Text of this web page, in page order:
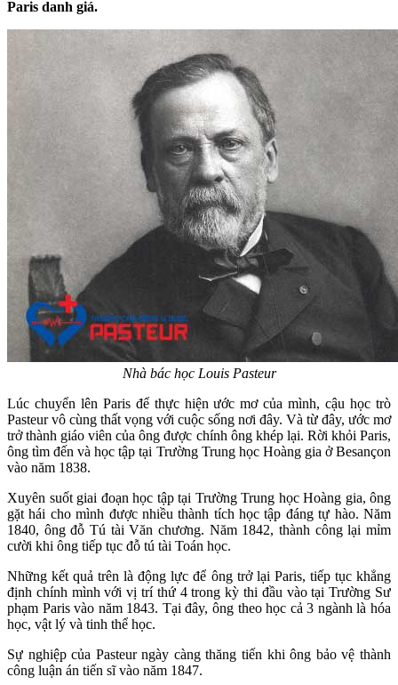
Paris danh giá.
Nhà bác học Louis Pasteur
Lúc chuyển lên Paris để thực hiện ước mơ của mình, cậu học trò
Pasteur vô cùng thất vọng với cuộc sống nơi đây. Và từ đây, ước mơ
trở thành giáo viên của ông được chính ông khép lại. Rời khỏi Paris,
ông tìm đến và học tập tại Trường Trung học Hoàng gia ở Besançon
vào năm 1838.
Xuyên suốt giai đoạn học tập tại Trường Trung học Hoàng gia, ông
gặt hái cho mình được nhiều thành tích học tập đáng tự hào. Năm
1840, ông đỗ Tú tài Văn chương. Năm 1842, thành công lại mỉm
cười khi ông tiếp tục đỗ tú tài Toán học.
Những kết quả trên là động lực để ông trở lại Paris, tiếp tục khẳng
định chính mình với vị trí thứ 4 trong kỳ thi đầu vào tại Trường Sư
phạm Paris vào năm 1843. Tại đây, ông theo học cả 3 ngành là hóa
học, vật lý và tinh thể học.
Sự nghiệp của Pasteur ngày càng thăng tiến khi ông bảo vệ thành
công luận án tiến sĩ vào năm 1847.